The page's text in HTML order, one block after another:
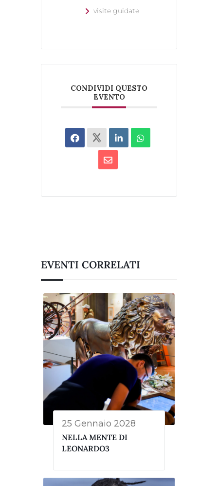
visite guidate
CONDIVIDI QUESTO
EVENTO
EVENTI CORRELATI
25 Gennaio 2028
NELLA MENTE DI
LEONARDO3